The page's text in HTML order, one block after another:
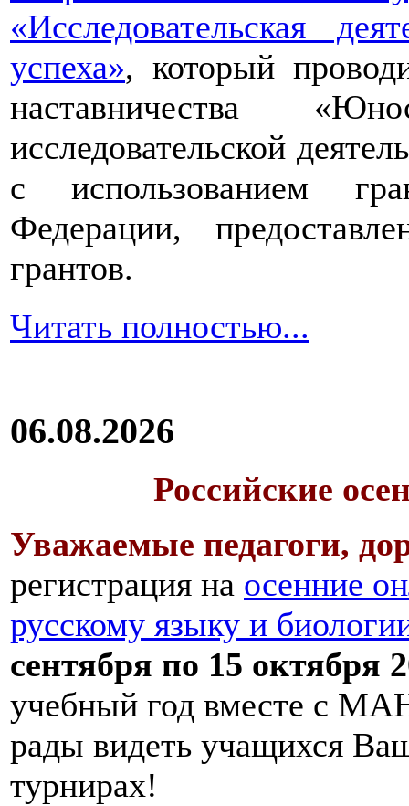
«Исследовательская
успеха», который
наставничества
исследовательской
с использованием
Федерации,
грантов.
Читать полностью...
06.08.2026
Российские
Уважаемые педагоги,
регистрация на осенние
русскому языку и
сентября по 15 октября
учебный год вместе с
рады видеть учащихся
турнирах!